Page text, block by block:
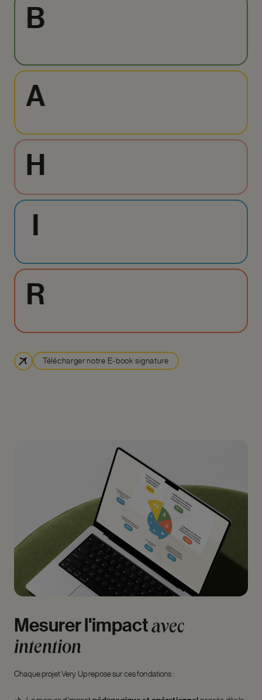
B
A
H
I
R
Télécharger notre E-book signature
Mesurerl'impactavec
intention
Chaque projet Very Up repose sur ces fondations :